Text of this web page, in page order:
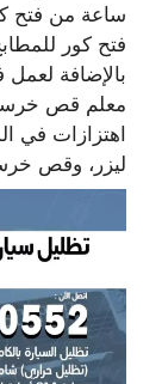
ساعة من فتح
فتح كور
بالإضافة
معلم قص
اهتزازات في
ليزر، وقص